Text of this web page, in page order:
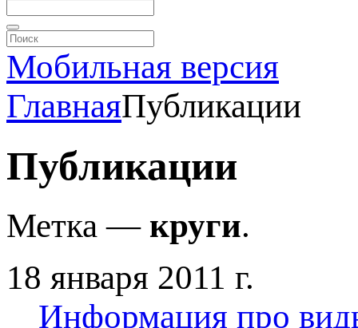
Мобильная версия
ГлавнаяПубликации
Публикации
Метка — круги.
18 января 2011 г.
Информация про